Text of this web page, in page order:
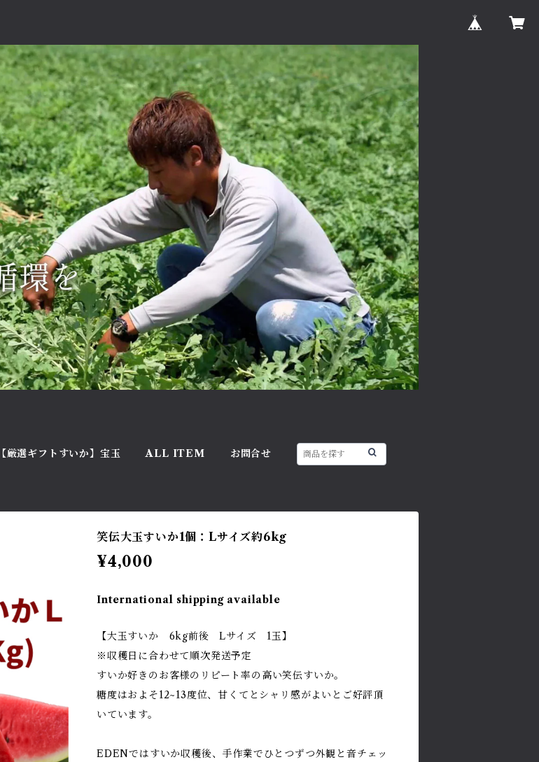
【厳選ギフトすいか】宝玉 ALL ITEM お問合せ
笑伝大玉すいか1個：Lサイズ約6kg
¥4,000
International shipping available
【大玉すいか 6kg前後 Lサイズ 1玉】
※収穫日に合わせて順次発送予定
すいか好きのお客様のリピート率の高い笑伝すいか。
糖度はおよそ12~13度位、甘くてとシャリ感がよいとご好評頂
いています。
EDENではすいか収穫後、手作業でひとつずつ外観と音チェッ